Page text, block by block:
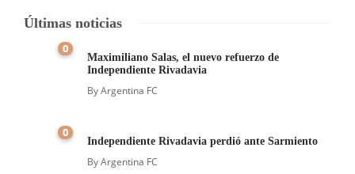
Últimas noticias
0
Maximiliano Salas, el nuevo refuerzo de
Independiente Rivadavia
ByArgentina FC
0
Independiente Rivadavia perdió ante Sarmiento
ByArgentina FC